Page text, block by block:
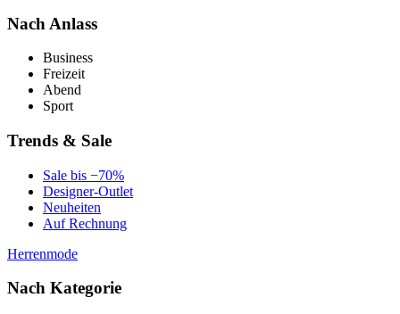
Nach Anlass
Business
Freizeit
Abend
Sport
Trends & Sale
Sale bis −70%
Designer-Outlet
Neuheiten
Auf Rechnung
Herrenmode
Nach Kategorie